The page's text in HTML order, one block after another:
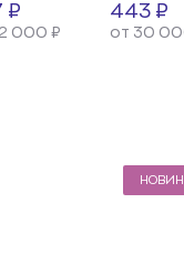
₽
000 ₽
443 ₽
от 30